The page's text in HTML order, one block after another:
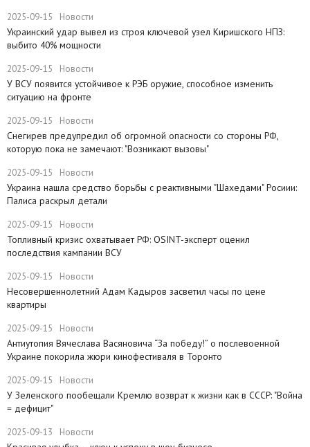
2025-09-15 Новости
​Украинский удар вывел из строя ключевой узел Киришского НПЗ:
выбито 40% мощности
2025-09-15 Новости
У ВСУ появится устойчивое к РЭБ оружие, способное изменить
ситуацию на фронте
2025-09-15 Новости
Снегирев предупредил об огромной опасности со стороны РФ,
которую пока не замечают: "Возникают вызовы"
2025-09-15 Новости
​Украина нашла средство борьбы с реактивными "Шахедами" Росиии:
Палиса раскрыл детали
2025-09-15 Новости
​Топливный кризис охватывает РФ: OSINT-эксперт оценил
последствия кампании ВСУ
2025-09-15 Новости
Несовершеннолетний Адам Кадыров засветил часы по цене
квартиры
2025-09-15 Новости
Антиутопия Вячеслава Васяновича “За победу!” о послевоенной
Украине покорила жюри кинофестиваля в Торонто
2025-09-15 Новости
​У Зеленского пообещали Кремлю возврат к жизни как в СССР: "Война
= дефицит"
2025-09-13 Новости